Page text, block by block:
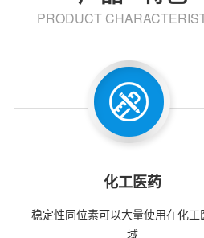
PRODUCT
化工医药
稳定性同位素可以大量使用在化工
域